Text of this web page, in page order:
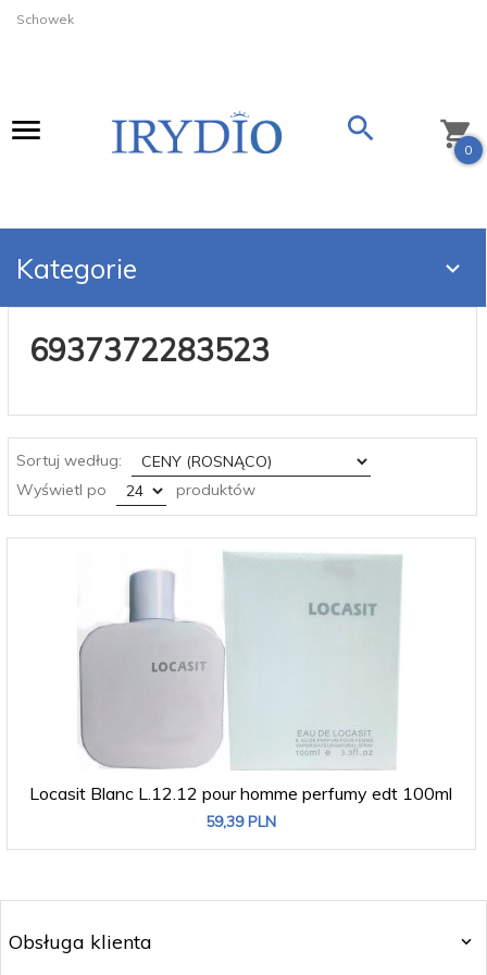
Schowek
0
Kategorie
6937372283523
Sortuj według:
sort
Wyświetl po
pop produktów
Locasit Blanc L.12.12 pour homme perfumy edt 100ml
59,39 PLN
Obsługa klienta